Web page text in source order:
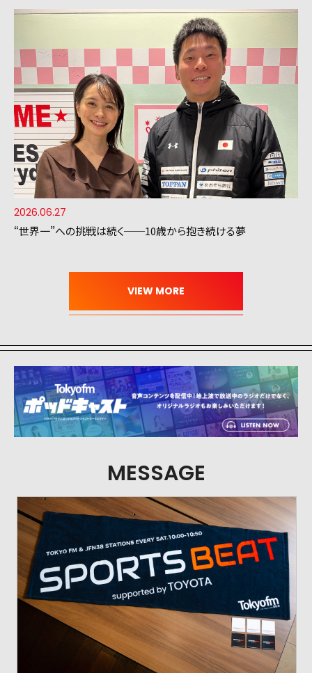
2026.06.27
“世界一”への挑戦は続く──10歳から抱き続ける夢
MESSAGE